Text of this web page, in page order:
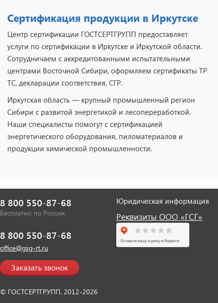
Сертификация продукции в Иркутске
Центр сертификации ГОСТСЕРТГРУПП предоставляет
услуги по сертификации в Иркутске и Иркутской области.
Сотрудничаем с аккредитованными испытательными
центрами Восточной Сибири, оформляем сертификаты ТР
ТС, декларации соответствия, СГР.
Иркутская область — крупный промышленный регион
Сибири с развитой энергетикой и лесопереработкой.
Наши специалисты помогут с сертификацией
энергетического оборудования, пиломатериалов и
продукции химической промышленности.
8 800 550-87-68
Бесплатно по России
8 800 550-87-68
office@gsg-rt.ru
Заказать звонок
© ГОСТСЕРТГРУПП, 2012-2026
Юридическая информация
Реквизиты ООО «ГСГ»